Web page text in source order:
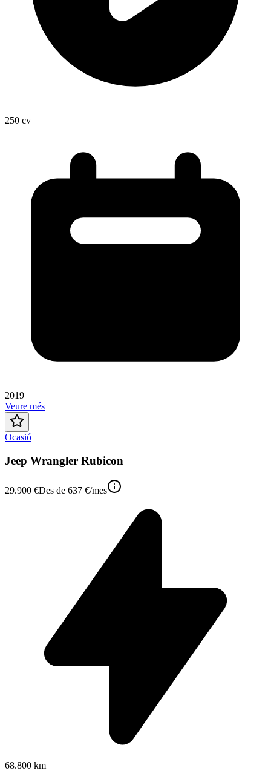
250 cv
2019
Veure més
Ocasió
Jeep Wrangler Rubicon
29.900 €Des de 637 €/mes
68.800 km